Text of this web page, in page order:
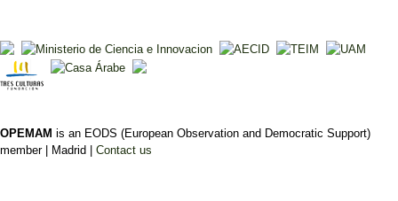
OPEMAM is an EODS (European Observation and Democratic Support)
member | Madrid | Contact us